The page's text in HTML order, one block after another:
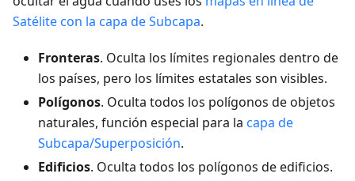
Satélite con la capa de Subcapa.
Fronteras. Oculta los límites regionales dentro de
los países, pero los límites estatales son visibles.
Polígonos. Oculta todos los polígonos de objetos
naturales, función especial para la capa de
Subcapa/Superposición.
Edificios. Oculta todos los polígonos de edificios.